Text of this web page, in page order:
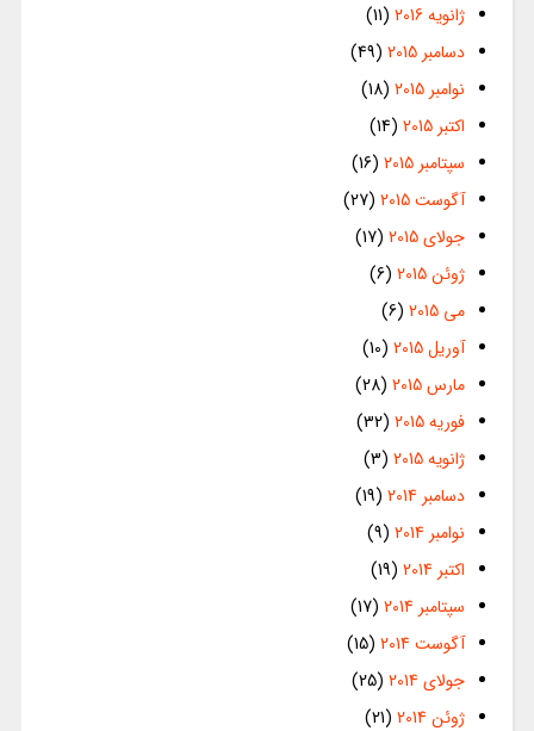
ژانویه 2016
(11)
دسامبر 2015
(49)
نوامبر 2015
(18)
اکتبر 2015
(14)
سپتامبر 2015
(16)
آگوست 2015
(27)
جولای 2015
(17)
ژوئن 2015
(6)
می 2015
(6)
آوریل 2015
(10)
مارس 2015
(28)
فوریه 2015
(32)
ژانویه 2015
(3)
دسامبر 2014
(19)
نوامبر 2014
(9)
اکتبر 2014
(19)
سپتامبر 2014
(17)
آگوست 2014
(15)
جولای 2014
(25)
ژوئن 2014
(21)